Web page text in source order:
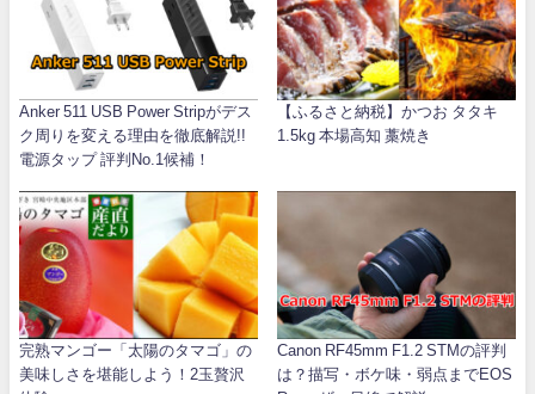
Anker 511 USB Power Stripがデス
ク周りを変える理由を徹底解説!!
電源タップ 評判No.1候補！
【ふるさと納税】かつお タタキ
1.5kg 本場高知 藁焼き
完熟マンゴー「太陽のタマゴ」の
美味しさを堪能しよう！2玉贅沢
Canon RF45mm F1.2 STMの評判
は？描写・ボケ味・弱点までEOS